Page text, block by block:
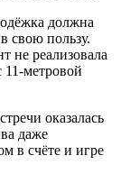
должна
свою пользу.
не реализовала
11-метровой
оказалась
даже
в счёте и игре